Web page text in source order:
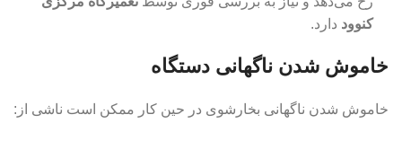
کنوود دارد.
خاموش شدن ناگهانی دستگاه
خاموش شدن ناگهانی بخارشوی در حین کار ممکن است ناشی از: